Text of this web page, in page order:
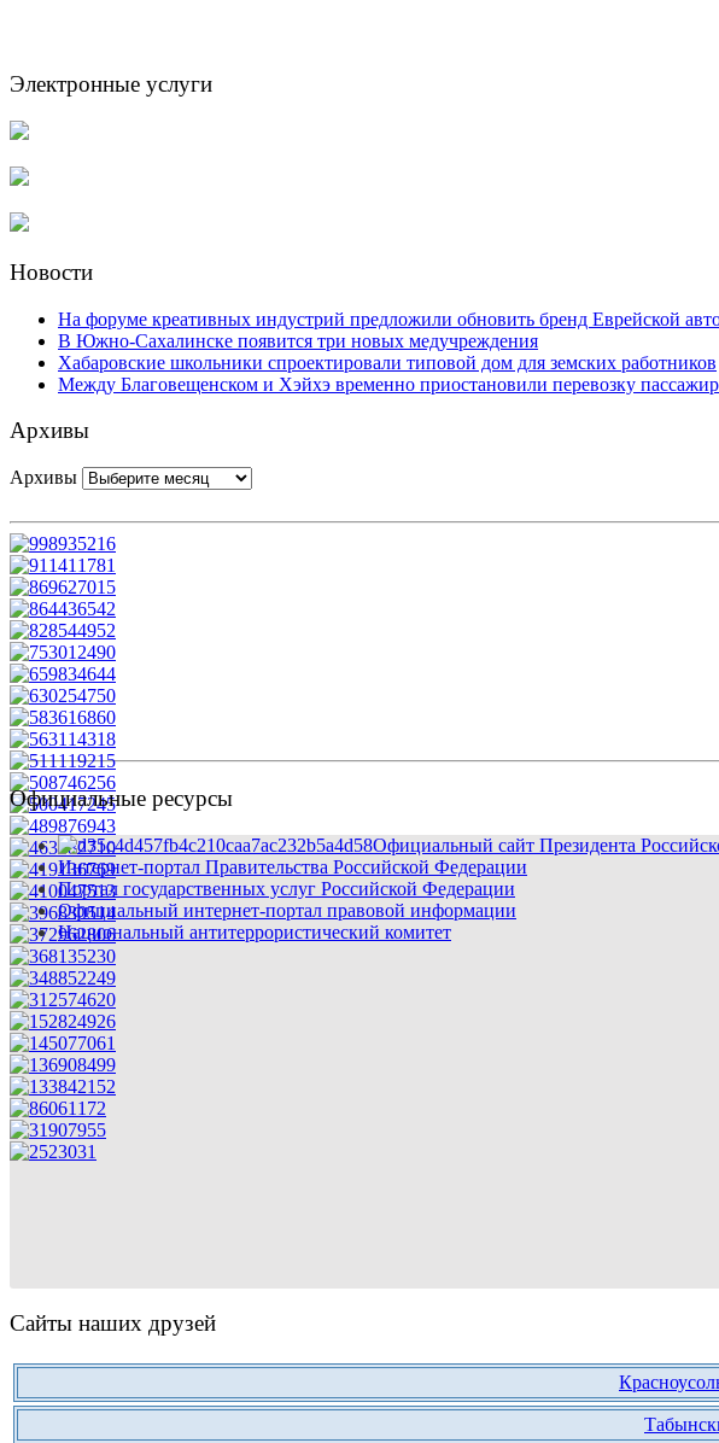
Электронные услуги
Новости
На форуме креативных индустрий предложили обновить бренд Еврейской
В Южно-Сахалинске появится три новых медучреждения
Хабаровские школьники спроектировали типовой дом для земских работников
Между Благовещенском и Хэйхэ временно приостановили перевозку
Архивы
Архивы
Официальные ресурсы
Официальный сайт Президента
Интернет-портал Правительства Российской Федерации
Портал государственных услуг Российской Федерации
Официальный интернет-портал правовой информации
Национальный антитеррористический комитет
Сайты наших друзей